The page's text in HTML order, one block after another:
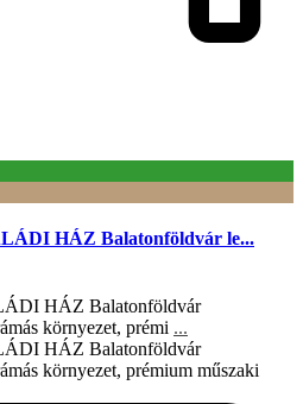
HÁZ Balatonföldvár le...
HÁZ Balatonföldvár
környezet, prémi ...
HÁZ Balatonföldvár
környezet, prémium műszaki